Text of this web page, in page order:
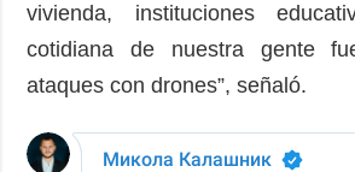
vivienda, instituciones
cotidiana de nuestra gente
ataques con drones”, señaló.